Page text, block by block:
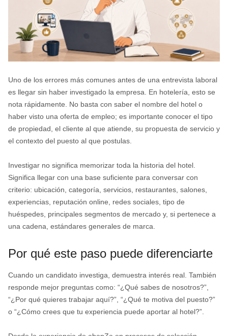
Uno de los errores más comunes antes de una entrevista laboral
es llegar sin haber investigado la empresa. En hotelería, esto se
nota rápidamente. No basta con saber el nombre del hotel o
haber visto una oferta de empleo; es importante conocer el tipo
de propiedad, el cliente al que atiende, su propuesta de servicio y
el contexto del puesto al que postulas.
Investigar no significa memorizar toda la historia del hotel.
Significa llegar con una base suficiente para conversar con
criterio: ubicación, categoría, servicios, restaurantes, salones,
experiencias, reputación online, redes sociales, tipo de
huéspedes, principales segmentos de mercado y, si pertenece a
una cadena, estándares generales de marca.
Por qué este paso puede diferenciarte
Cuando un candidato investiga, demuestra interés real. También
responde mejor preguntas como: “¿Qué sabes de nosotros?”,
“¿Por qué quieres trabajar aquí?”, “¿Qué te motiva del puesto?”
o “¿Cómo crees que tu experiencia puede aportar al hotel?”.